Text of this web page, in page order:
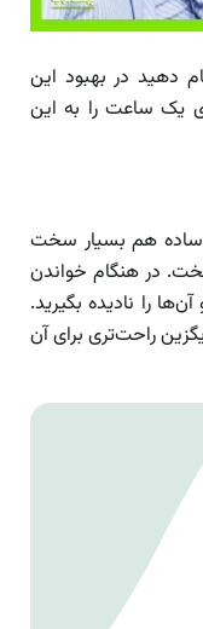
دهید در بهبود این
یک ساعت را به این
ساده هم بسیار سخت
در هنگام خواندن
را نادیده بگیرید.
راحت‌تری برای آن